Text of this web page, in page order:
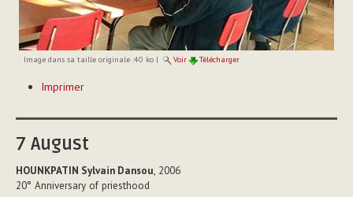
Image dans sa taille originale :40 ko| Voir Télécharger
sur
document
Imprimer
7 August
HOUNKPATIN Sylvain Dansou, 2006
20° Anniversary of priesthood